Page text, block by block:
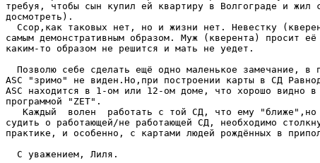
требуя, чтобы сын купил ей квартиру в Волгограде и
досмотреть).
Ссор,как таковых нет, но и жизни нет. Невестку
самым демонстративным образом. Муж (кверента) просит
каким-то образом не решится и мать не уедет.
Позволю себе сделать ещё одно маленькое замечание, в
ASC "зримо" не виден.Но,при построении карты в СД
ASC находится в 1-ом или 12-ом доме, что хорошо видно в
программой "ZET".
Каждый  волен  работать с той СД, что ему "ближе",но
судить о работающей/не работающей СД, необходимо
практике, и особенно, с картами людей рождённых в